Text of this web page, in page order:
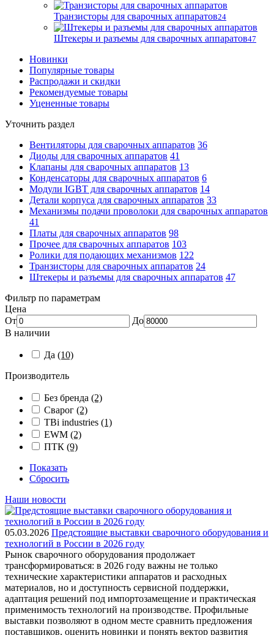
Транзисторы для сварочных аппаратов24
Штекеры и разъемы для сварочных аппаратов47
Новинки
Популярные товары
Распродажи и скидки
Рекомендуемые товары
Уцененные товары
Уточнить раздел
Вентиляторы для сварочных аппаратов 36
Диоды для сварочных аппаратов 41
Клапаны для сварочных аппаратов 13
Конденсаторы для сварочных аппаратов 6
Модули IGBT для сварочных аппаратов 14
Детали корпуса для сварочных аппаратов 33
Механизмы подачи проволоки для сварочных аппаратов
41
Платы для сварочных аппаратов 98
Прочее для сварочных аппаратов 103
Ролики для подающих механизмов 122
Транзисторы для сварочных аппаратов 24
Штекеры и разъемы для сварочных аппаратов 47
Фильтр по параметрам
Цена
От
До
В наличии
Да (10)
Производитель
Без бренда (2)
Сварог (2)
TBi industries (1)
EWM (2)
ПТК (9)
Показать
Сбросить
Наши новости
05.03.2026 Предстоящие выставки сварочного оборудования и
технологий в России в 2026 году
Рынок сварочного оборудования продолжает
трансформироваться: в 2026 году важны не только
технические характеристики аппаратов и расходных
материалов, но и доступность сервисной поддержки,
адаптация решений под импортозамещение и практическая
применимость технологий на производстве. Профильные
выставки позволяют в одном месте сравнить предложения
поставщиков, оценить новинки и понять вектор развития